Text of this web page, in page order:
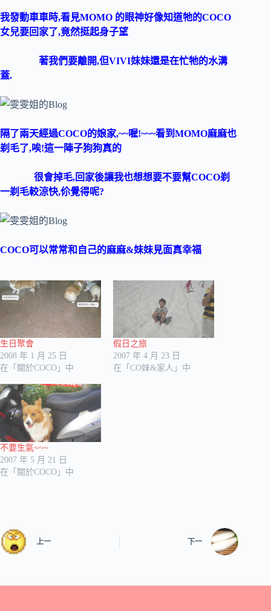
我發動車車時,看見MOMO 的眼神好像知道牠的COCO
女兒要回家了,竟然挺起身子望
著我們要離開,但VIVI妹妹還是在忙牠的水溝
蓋.
隔了兩天經過COCO的娘家,~~喔!~~~看到MOMO麻麻也
剃毛了,唉!這一陣子狗狗真的
很會掉毛,回家後讓我也想想要不要幫COCO剃
一剃毛較涼快,伱覺得呢?
COCO可以常常和自己的麻麻&妹妹見面真幸福
生日聚會
2008 年 1 月 25 日
在「關於COCO」中
假日之旅
2007 年 4 月 23 日
在「CO妹&家人」中
不要生氣~~~
2007 年 5 月 21 日
在「關於COCO」中
上一 下一